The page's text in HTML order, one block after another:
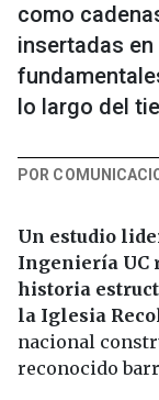
como
insertadas
lo largo del
POR
Un estudio
Ingeniería UC
historia
la Iglesia
nacional
reconocido